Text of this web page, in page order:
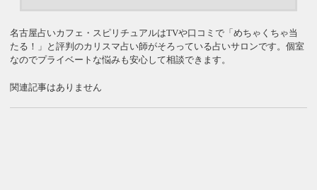
名古屋占いカフェ・スピリチュアルはTVや口コミで「めちゃくちゃ当
たる！」と評判のカリスマ占い師がそろっている占いサロンです。個室
なのでプライベートな悩みも安心して相談できます。
関連記事はありません